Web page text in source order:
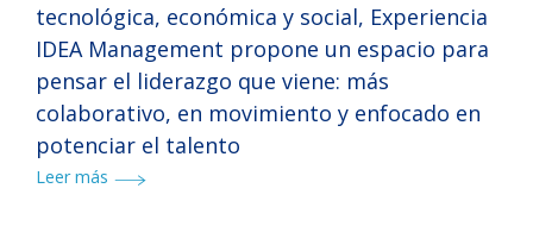
tecnológica, económica y social, Experiencia
IDEA Management propone un espacio para
pensar el liderazgo que viene: más
colaborativo, en movimiento y enfocado en
potenciar el talento
Leer más